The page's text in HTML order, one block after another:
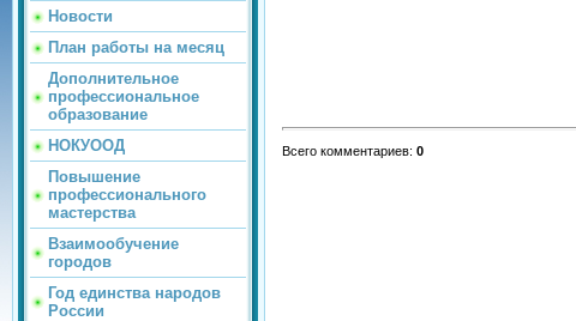
Новости
План работы на месяц
Дополнительное
профессиональное
образование
НОКУООД
Повышение
профессионального
мастерства
Взаимообучение
городов
Год единства народов
России
Всего комментариев: 0